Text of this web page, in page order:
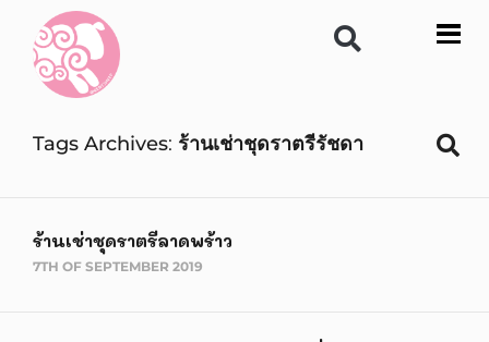
Tags Archives ร้านเช่าชุดราตรีรัชดา
ร้านเช่าชุดราตรีลาดพร้าว
7TH OF SEPTEMBER 2019